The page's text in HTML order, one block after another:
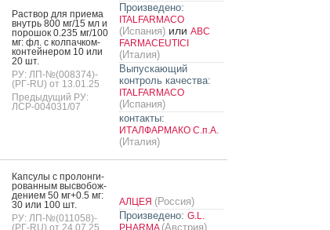
Рас­твор для при­ема
внутрь 800 мг/15 мл и
по­рошок 0.235 мг/100
мг: фл. с кол­пачком-
кон­тей­не­ром 10 или
20 шт.
РУ: ЛП-№(008374)-
(РГ-RU) от 13.01.25
Предыдущий РУ:
ЛСР-004031/07
Произведено:
ITALFARMACO
(Испания)или ABC
FARMACEUTICI
(Италия)
Выпускающий
контроль качества:
ITALFARMACO
(Испания)
контакты:
ИТАЛФАРМАКО С.п.А.
(Италия)
Кап­су­лы с про­лон­ги­
рован­ным выс­во­бож­
де­ни­ем 50 мг+0.5 мг:
30 или 100 шт.
РУ: ЛП-№(011058)-
(РГ-RU) от 24.07.25
АЛЦЕЯ (Россия)
Произведено: G.L.
PHARMA (Австрия)